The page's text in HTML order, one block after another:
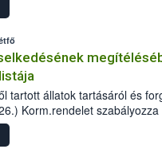
tartott állatok tartásáról és
Korm.rendelet szabályozza
ennek veszélye
valamint a veszélyes